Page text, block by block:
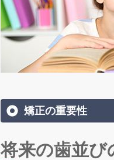
矯正の重要性
将来の歯並び